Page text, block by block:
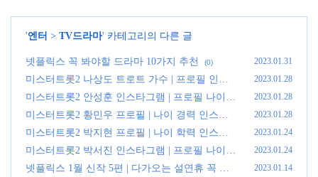
'엔터 > TV드라마' 카테고리의 다른 글
넷플릭스 꼭 봐야할 드라마 10가지 추천 (0) 2023.01.31
미스터트롯2 나상도 트로트 가수 | 프로필 인스
타그램 앨범 정보
(0)
2023.01.28
미스터트롯2 안성훈 인스타그램 | 프로필 나이
경력 총정리
(0)
2023.01.28
미스터트롯2 황민우 프로필 | 나이 경력 인스타
그램 정보 총정리
(0)
2023.01.28
미스터트롯2 박지현 프로필 | 나이 학력 인스타
그램 정보 총정리 (업데이트)
(0)
2023.01.24
미스터트롯2 박서진 인스타그램 | 프로필 나이
경력 출연이유 총정리
(0)
2023.01.24
넷플릭스 1월 신작 5편 | 다가오는 설연휴 꼭 봐
2023.01.14